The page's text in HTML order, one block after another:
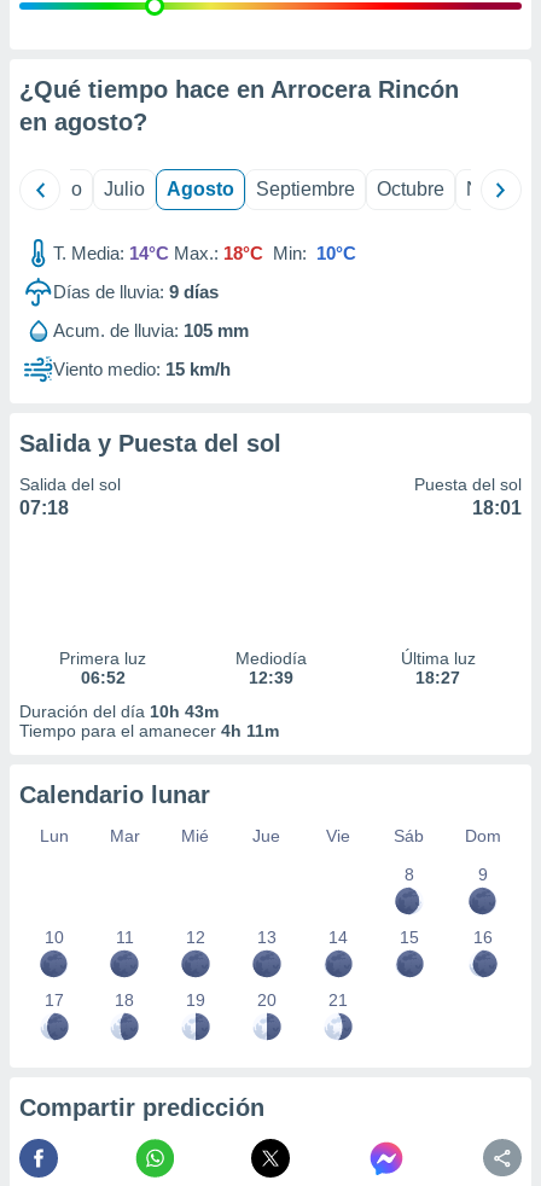
e
mediante
publicidad
de
1199
¿Qué tiempo hace en Arrocera Rincón
en agosto?
Junio Julio Agosto Septiembre Octubre
T. Media: 14°C Max.: 18°C Min: 10°C
Días de lluvia: 9 días
Acum. de lluvia: 105 mm
Viento medio: 15 km/h
Salida y Puesta del sol
Salida del sol
07:18
Puesta del sol
18:01
Primera luz
06:52
Mediodía
12:39
Última luz
18:27
Duración del día 10h 43m
Tiempo para el amanecer 4h 11m
Calendario lunar
Lun Mar Mié Jue Vie Sáb
Dom
8
9
10 11 12 13 14 15 16
17 18 19 20 21
Compartir predicción